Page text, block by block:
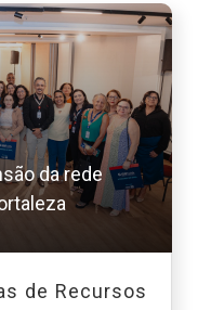
da rede
de Recursos